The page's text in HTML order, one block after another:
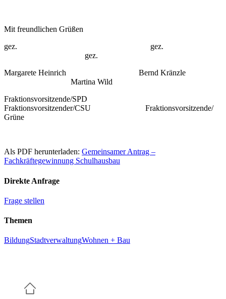
Mit freundlichen Grüßen
gez. gez.
gez.
Margarete Heinrich Bernd Kränzle
Martina Wild
Fraktionsvorsitzende/SPD
Fraktionsvorsitzender/CSU Fraktionsvorsitzende/
Grüne
Als PDF herunterladen: Gemeinsamer Antrag –
Fachkräftegewinnung Schulhausbau
Direkte Anfrage
Frage stellen
Themen
BildungStadtverwaltungWohnen + Bau